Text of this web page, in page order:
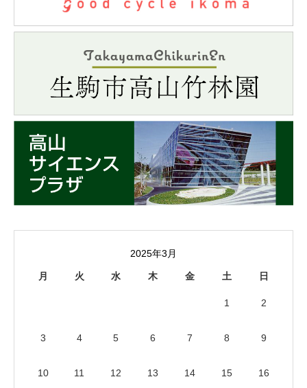
2025年3月
月 火 水 木 金 土 日
1 2
3 4 5 6 7 8 9
10 11 12 13 14 15 16